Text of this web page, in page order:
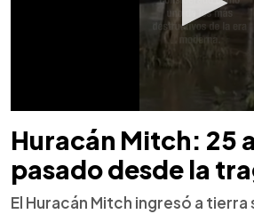
Huracán Mitch: 25
pasado desde la
El Huracán Mitch ingresó a tierra